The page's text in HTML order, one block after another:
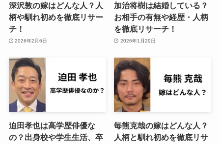
深沢敦の嫁はどんな人？人
柄や馴れ初めを徹底リサー
チ！
2026年2月6日
加治将樹は結婚している？
お相手の有無や経歴・人柄
を徹底リサーチ！
2026年1月29日
迫田孝也は高学歴俳優な
の？出身校や学生生活、卒
毎熊克哉の嫁はどんな人？
人柄と馴れ初めを徹底リサ